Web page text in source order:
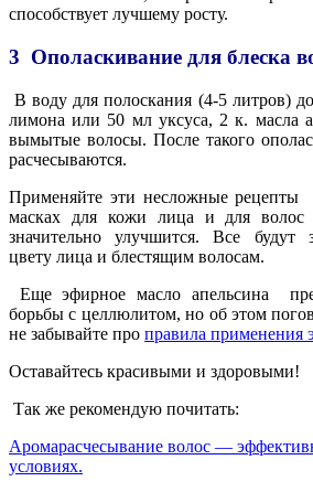
способствует лучшему росту.
3 Ополаскивание для блеска
В воду для полоскания (4-5 литров)
лимона или 50 мл уксуса, 2 к. масла
вымытые волосы. После такого
расчесываются.
Применяйте эти несложные рецепты
масках для кожи лица и для
значительно улучшится. Все будут
цвету лица и блестящим волосам.
Еще эфирное масло апельсина
борьбы с целлюлитом, но об этом
не забывайте про правила применения
Оставайтесь красивыми и здоровыми!
Так же рекомендую почитать:
Аромарасчесывание волос —
условиях.